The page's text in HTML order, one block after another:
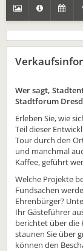
Wer sagt,
Stadtforum
Erleben Sie, wie
Teil dieser
Tour durch den
und manchmal
Kaffee, geführt
Welche Projekte
Fundsachen
Ehrenbürger?
Ihr Gästeführer
berichtet über die
staunen Sie über
können den